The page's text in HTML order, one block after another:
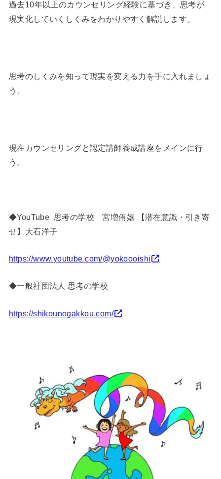
過去10年以上のカウンセリング経験に基づき、思考が
現実化していくしくみをわかりやすく解説します。
思考のしくみを知って現実を変える力を手に入れましょ
う。
現在カウンセリングと認定講師養成講座をメインに行
う。
◆YouTube 思考の学校 宮増侑嬉 【潜在意識・引き寄
せ】大石洋子
https://www.youtube.com/@yokoooishi
◆一般社団法人 思考の学校
https://shikounogakkou.com/